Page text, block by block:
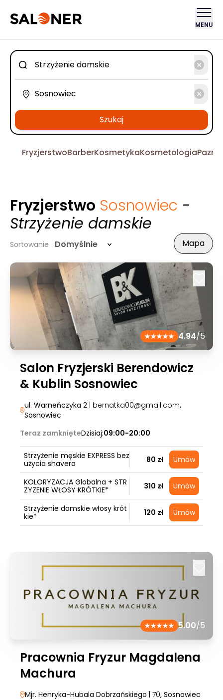
MENU
Szukaj
FryzjerstwoBarberKosmetykaKosmetologia
Fryzjerstwo Sosnowiec -
Strzyżenie damskie
Sortowanie Domyślnie Mapa
4.94/5
Salon Fryzjerski Berendowicz
& Kublin Sosnowiec
ul. Warneńczyka 2 | bernatka00@gmail.com,
Sosnowiec
Teraz zamknięteDzisiaj:09:00-20:00
Strzyżenie męskie EXPRESS bez
użycia shavera
80 zł Umów
KOLORYZACJA Globalna + STR
ZYZENIE WŁOSY KRÓTKIE*
310 zł Umów
Strzyżenie damskie włosy krót
kie*
120 zł Umów
5.00/5
Pracownia Fryzur Magdalena
Machura
Mjr. Henryka-Hubala Dobrzańskiego | 70, Sosnowiec